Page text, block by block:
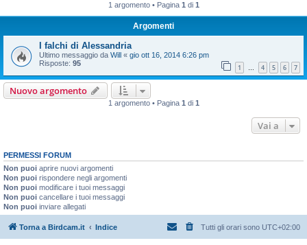
1 argomento • Pagina 1 di 1
Argomenti
I falchi di Alessandria
Ultimo messaggio da Will « gio ott 16, 2014 6:26 pm
Risposte: 95 1 … 4 5 6 7
Nuovo argomento
1 argomento • Pagina 1 di 1
Vai a
PERMESSI FORUM
Non puoi aprire nuovi argomenti
Non puoi rispondere negli argomenti
Non puoi modificare i tuoi messaggi
Non puoi cancellare i tuoi messaggi
Non puoi inviare allegati
Torna a Birdcam.it Indice Tutti gli orari sono UTC+02:00